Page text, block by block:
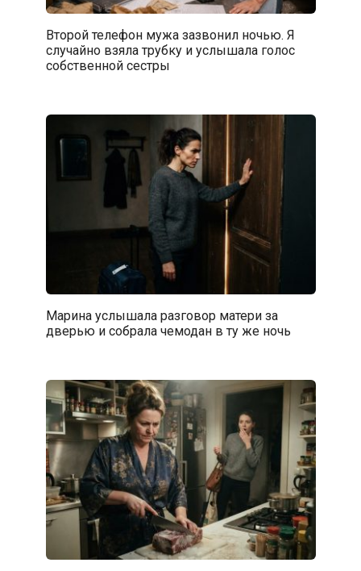
Второй телефон мужа зазвонил ночью. Я
случайно взяла трубку и услышала голос
собственной сестры
Марина услышала разговор матери за
дверью и собрала чемодан в ту же ночь